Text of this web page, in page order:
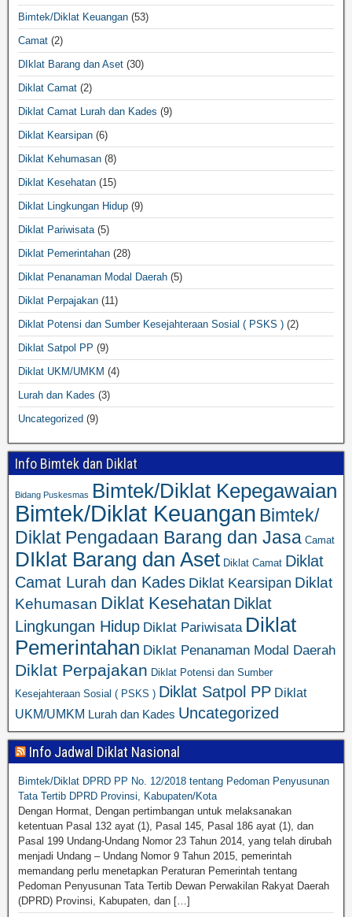
Bimtek/Diklat Keuangan (53)
Camat (2)
DIklat Barang dan Aset (30)
Diklat Camat (2)
Diklat Camat Lurah dan Kades (9)
Diklat Kearsipan (6)
Diklat Kehumasan (8)
Diklat Kesehatan (15)
Diklat Lingkungan Hidup (9)
Diklat Pariwisata (5)
Diklat Pemerintahan (28)
Diklat Penanaman Modal Daerah (5)
Diklat Perpajakan (11)
Diklat Potensi dan Sumber Kesejahteraan Sosial ( PSKS ) (2)
Diklat Satpol PP (9)
Diklat UKM/UMKM (4)
Lurah dan Kades (3)
Uncategorized (9)
Info Bimtek dan Diklat
Bidang Puskesmas Bimtek/Diklat Kepegawaian
Bimtek/Diklat Keuangan Bimtek/
Diklat Pengadaan Barang dan Jasa Camat
DIklat Barang dan Aset Diklat Camat Diklat
Camat Lurah dan Kades Diklat Kearsipan Diklat
Kehumasan Diklat Kesehatan Diklat
Lingkungan Hidup Diklat Pariwisata Diklat
Pemerintahan Diklat Penanaman Modal Daerah
Diklat Perpajakan Diklat Potensi dan Sumber
Kesejahteraan Sosial ( PSKS ) Diklat Satpol PP Diklat
UKM/UMKM Lurah dan Kades Uncategorized
Info Jadwal Diklat Nasional
Bimtek/Diklat DPRD PP No. 12/2018 tentang Pedoman Penyusunan
Tata Tertib DPRD Provinsi, Kabupaten/Kota
Dengan Hormat, Dengan pertimbangan untuk melaksanakan
ketentuan Pasal 132 ayat (1), Pasal 145, Pasal 186 ayat (1), dan
Pasal 199 Undang-Undang Nomor 23 Tahun 2014, yang telah dirubah
menjadi Undang – Undang Nomor 9 Tahun 2015, pemerintah
memandang perlu menetapkan Peraturan Pemerintah tentang
Pedoman Penyusunan Tata Tertib Dewan Perwakilan Rakyat Daerah
(DPRD) Provinsi, Kabupaten, dan […]